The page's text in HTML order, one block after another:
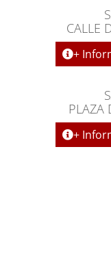
CALLE
+
PLAZA
+